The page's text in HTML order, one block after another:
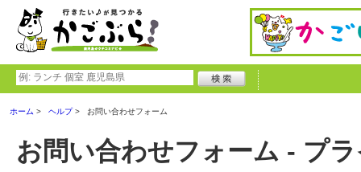
ホーム ヘルプ お問い合わせフォーム
お問い合わせフォーム - プ